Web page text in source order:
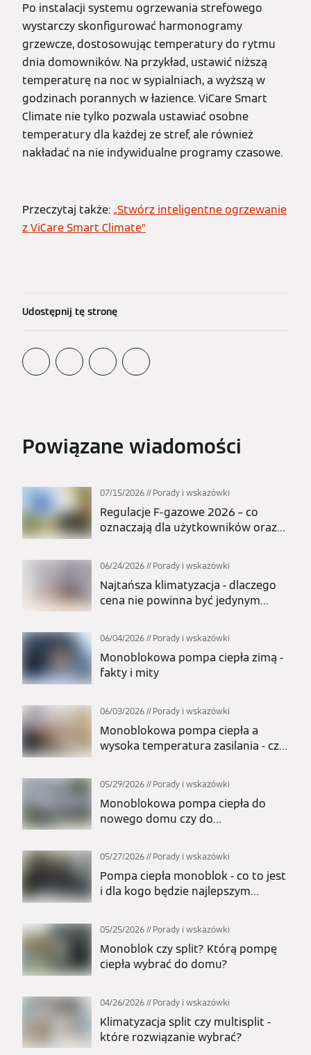
Po instalacji systemu ogrzewania strefowego
wystarczy skonfigurować harmonogramy
grzewcze, dostosowując temperatury do rytmu
dnia domowników. Na przykład, ustawić niższą
temperaturę na noc w sypialniach, a wyższą w
godzinach porannych w łazience. ViCare Smart
Climate nie tylko pozwala ustawiać osobne
temperatury dla każdej ze stref, ale również
nakładać na nie indywidualne programy czasowe.
Przeczytaj także: „Stwórz inteligentne ogrzewanie
z ViCare Smart Climate”
Udostępnij tę stronę
Powiązane wiadomości
07/15/2026 Porady i wskazówki
Regulacje F-gazowe 2026 – co
oznaczają dla użytkowników oraz
06/24/2026 Porady i wskazówki
Najtańsza klimatyzacja - dlaczego
cena nie powinna być jedynym
06/04/2026 Porady i wskazówki
Monoblokowa pompa ciepła zimą -
fakty i mity
06/03/2026 Porady i wskazówki
Monoblokowa pompa ciepła a
wysoka temperatura zasilania - czy
05/29/2026 Porady i wskazówki
Monoblokowa pompa ciepła do
nowego domu czy do
05/27/2026 Porady i wskazówki
Pompa ciepła monoblok - co to jest
i dla kogo będzie najlepszym
05/25/2026 Porady i wskazówki
Monoblok czy split? Którą pompę
ciepła wybrać do domu?
04/26/2026 Porady i wskazówki
Klimatyzacja split czy multisplit -
które rozwiązanie wybrać?